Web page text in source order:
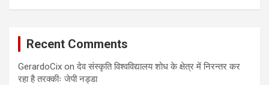
Recent Comments
GerardoCix onदेव संस्कृति विश्वविद्यालय शोध के क्षेत्र में निरन्तर कर
रहा है तरक्कीः जेपी नड्डा